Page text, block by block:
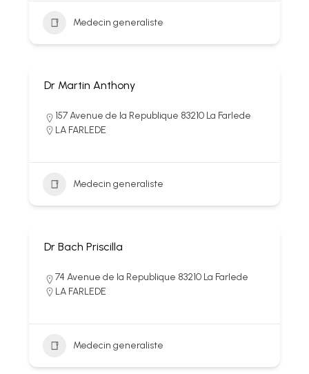
Medecin generaliste
Dr Martin Anthony
157 Avenue de la Republique 83210 La Farlede
LA FARLEDE
Medecin generaliste
Dr Bach Priscilla
74 Avenue de la Republique 83210 La Farlede
LA FARLEDE
Medecin generaliste